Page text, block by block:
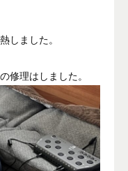
しました。
修理はしました。